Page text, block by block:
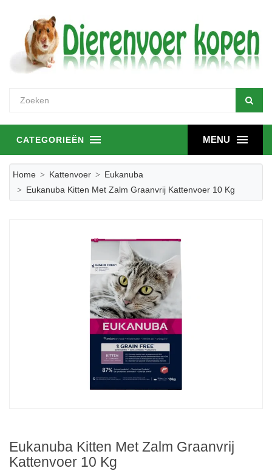
MENU
CATEGORIEËN
Home Kattenvoer
Eukanuba
Eukanuba Kitten Met Zalm Graanvrij Kattenvoer 10 Kg
Eukanuba Kitten Met Zalm Graanvrij
Kattenvoer 10 Kg